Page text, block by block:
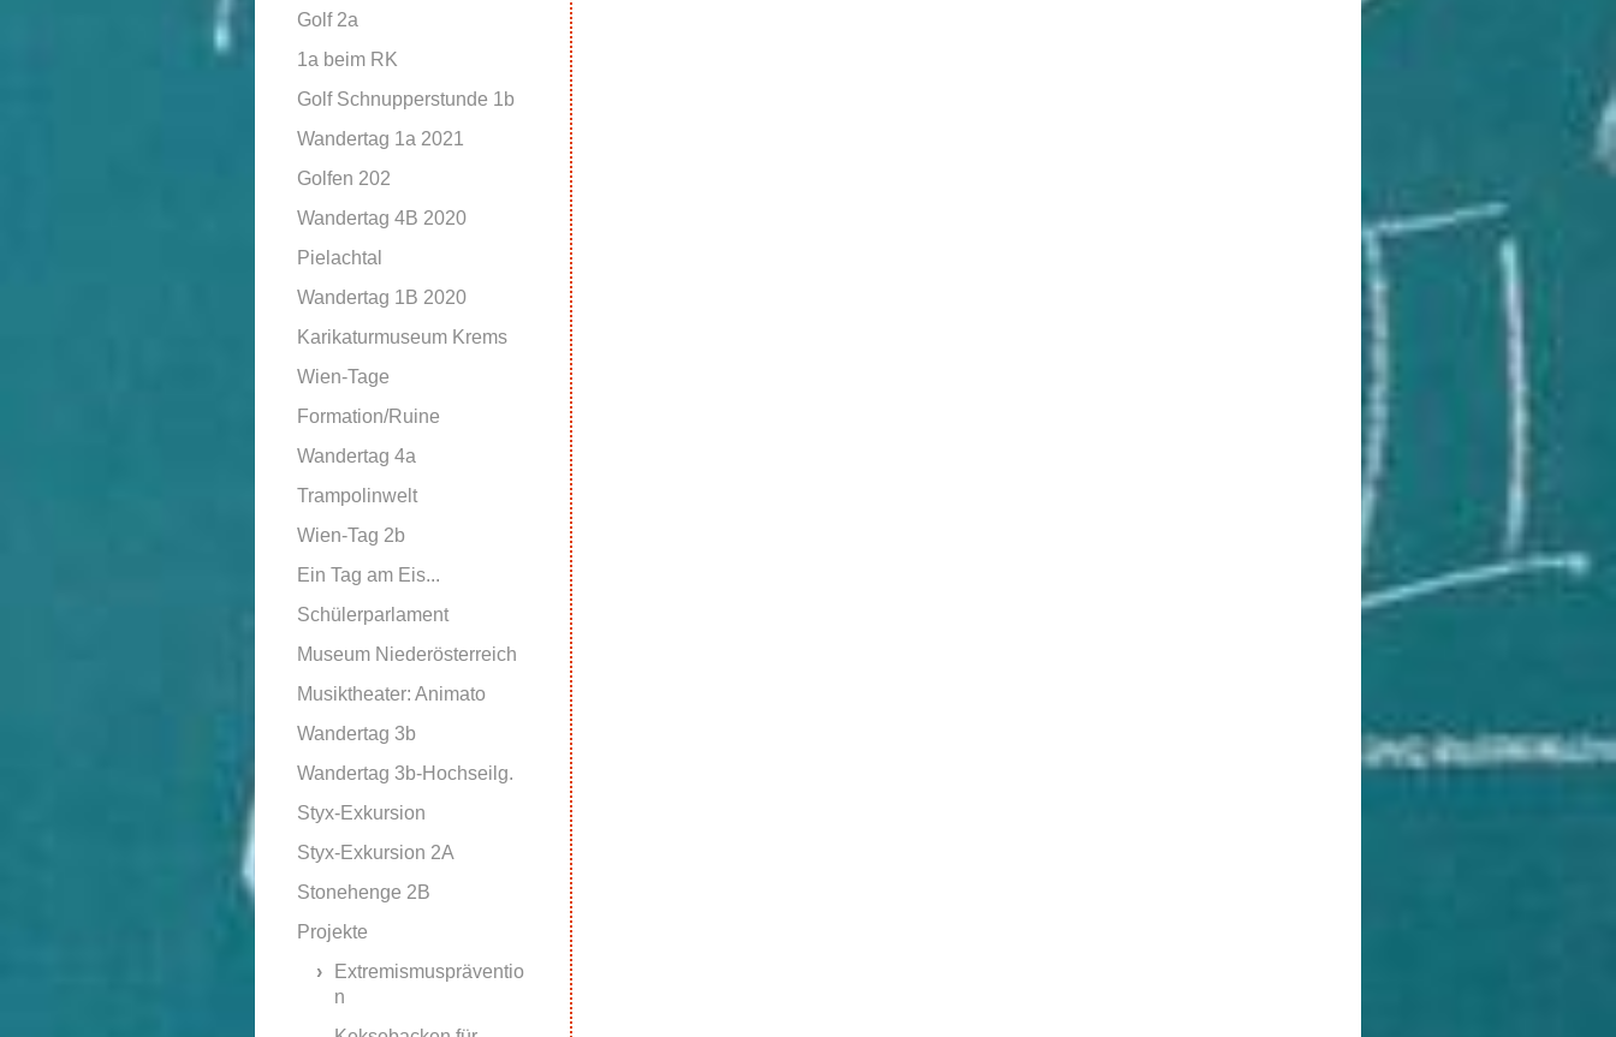
Golf 2a
1a beim RK
Golf Schnupperstunde 1b
Wandertag 1a 2021
Golfen 202
Wandertag 4B 2020
Pielachtal
Wandertag 1B 2020
Karikaturmuseum Krems
Wien-Tage
Formation/Ruine
Wandertag 4a
Trampolinwelt
Wien-Tag 2b
Ein Tag am Eis...
Schülerparlament
Museum Niederösterreich
Musiktheater: Animato
Wandertag 3b
Wandertag 3b-Hochseilg.
Styx-Exkursion
Styx-Exkursion 2A
Stonehenge 2B
Projekte
Extremismuspräventio
n